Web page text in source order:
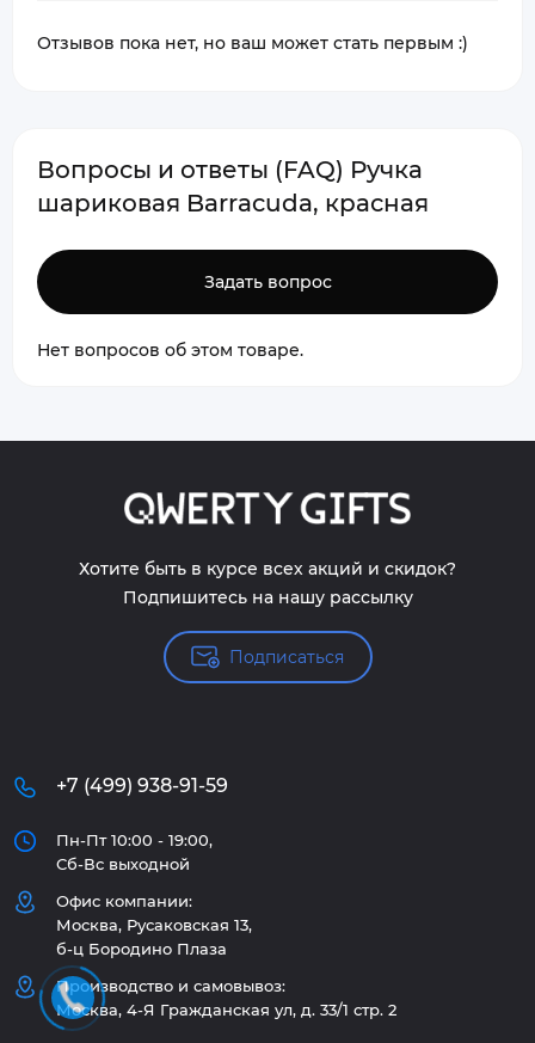
Отзывов пока нет, но ваш может стать первым :)
Вопросы и ответы (FAQ) Ручка
шариковая Barracuda, красная
Задать вопрос
Нет вопросов об этом товаре.
Хотите быть в курсе всех акций и скидок?
Подпишитесь на нашу рассылку
Подписаться
+7 (499) 938-91-59
Пн-Пт 10:00 - 19:00,
Сб-Вс выходной
Офис компании:
Москва, Русаковская 13,
б-ц Бородино Плаза
Производство и самовывоз:
Москва, 4-Я Гражданская ул, д. 33/1 стр. 2